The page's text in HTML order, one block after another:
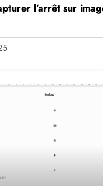
l’arrêt sur